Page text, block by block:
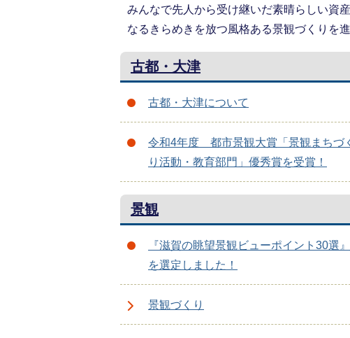
みんなで先人から受け継いだ素晴らしい資
なるきらめきを放つ風格ある景観づくりを
古都・大津
古都・大津について
令和4年度 都市景観大賞「景観まちづ
り活動・教育部門」優秀賞を受賞！
景観
『滋賀の眺望景観ビューポイント30選』
を選定しました！
景観づくり